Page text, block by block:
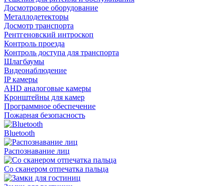
Досмотровое оборудование
Металлодетекторы
Досмотр транспорта
Рентгеновский интроскоп
Контроль проезда
Контроль доступа для транспорта
Шлагбаумы
Видеонаблюдение
IP камеры
AHD аналоговые камеры
Кронштейны для камер
Программное обеспечение
Пожарная безопасность
Bluetooth
Распознавание лиц
Со сканером отпечатка пальца